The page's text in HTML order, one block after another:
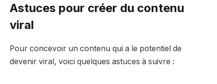
Astuces pour créer du contenu
viral
Pour concevoir un contenu qui a le potentiel de
devenir viral, voici quelques astuces à suivre :